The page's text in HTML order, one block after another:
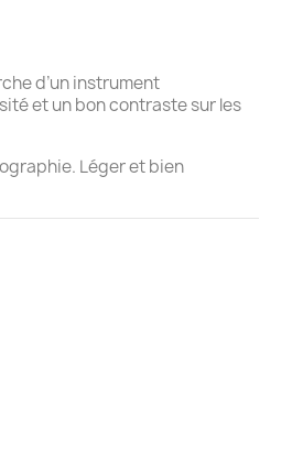
d’un instrument
et un bon contraste sur les
Léger et bien